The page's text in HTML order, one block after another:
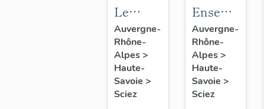
Le
mobilier
du
château
de
Coudrée
Auvergne-
Rhône-
Alpes>
Haute-
Savoie >
Sciez
Ensemble
de 3
verrières
figurées
Auvergne-
Rhône-
Alpes>
Haute-
Savoie >
Sciez